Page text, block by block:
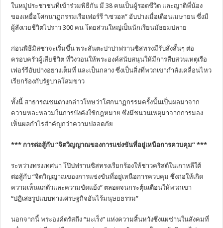
ในหมู่ประชาชนที่เข้าร่วมพิธีกัน มี 38 คนเป็นผู้รอดชีวิต และญาติพี่น้อง
ของเหยื่อโศกนาฏกรรมเรือเฟอร์รี “เซวอล” อับปางเมื่อเดือนเมษายน ซึ่งมี
ผู้สังเวยชีวิตไปราว 300 คน โดยส่วนใหญ่เป็นนักเรียนมัธยมปลาย
ก่อนพิธีมิสซาจะเริ่มขึ้น พระสันตะปาปาฟรานซิสทรงมีรับสั่งสั้นๆ ต่อ
ครอบครัวผู้เสียชีวิต ที่วิงวอนให้พระองค์สนับสนุนให้มีการสืบสวนเหตุเรือ
เฟอร์รีอับปางอย่างเต็มที่ และเป็นกลาง ซึ่งเป็นสิ่งที่พวกเขากำลังเคลื่อนไหว
เรียกร้องกับรัฐบาลโสมขาว
ทั้งนี้ สาธารณชนต่างกล่าวโทษว่าโศกนาฏกรรมครั้งนั้นเป็นผลมาจาก
ความหละหลวมในการบังคังใช้กฎหมาย ซึ่งมีชนวนเหตุมาจากการมอง
เห็นผลกำไรสำคัญกว่าความปลอดภัย
*** การต่อสู้กับ “จิตวิญญาณของการแข่งขันที่อยู่เหนือการควบคุม” ***
ระหว่างทรงเทศนา โป๊ปฟรานซิสทรงเรียกร้องให้ชาวคริสต์ในเกาหลีใต้
ต่อสู้กับ “จิตวิญญาณของการแข่งขันที่อยู่เหนือการควบคุม ซึ่งก่อให้เกิด
ความเห็นแก่ตัวและความขัดแย้ง” ตลอดจนกระตุ้นเตือนให้พวกเขา
“ปฏิเสธรูปแบบทางเศรษฐกิจอันไร้มนุษยธรรม”
นอกจากนี้ พระองค์ตรัสถึง “มะเร็ง” แห่งความสิ้นหวังซึ่งแผ่ซ่านในสังคมที่